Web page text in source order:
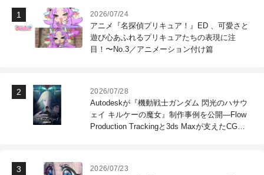
2026/07/24
アニメ『名探偵プリキュア！』ED 、可愛さと
遊び心あふれるプリキュアたちの表現に注
目！〜No.3／アニメーション付け篇
2026/07/28
Autodeskが『機動戦士ガンダム 閃光のハサウ
ェイ キルケーの魔女』制作事例を公開―Flow
Production Trackingと3ds Maxが支えたCG制
2026/07/23